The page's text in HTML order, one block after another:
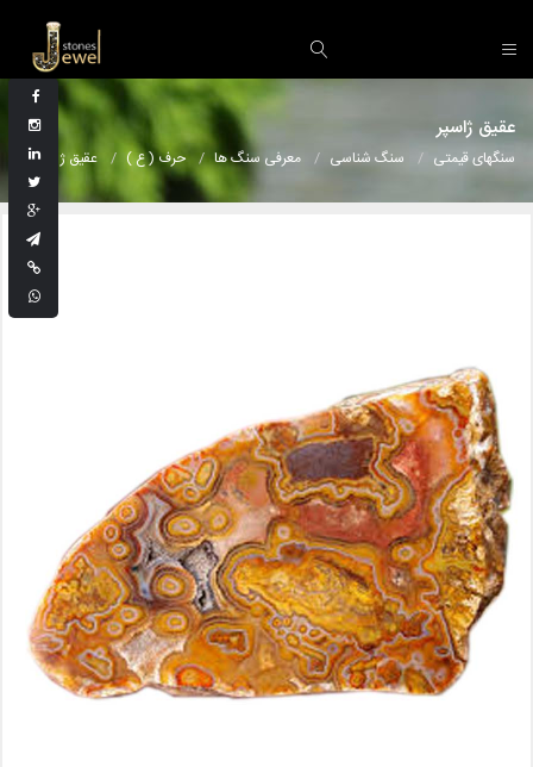
عقیق ژاسپر
سنگهای قیمتی سنگ شناسی معرفی سنگ ها حرف ( ع ) عقیق ژاسپر